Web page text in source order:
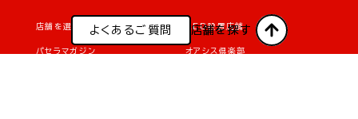
店舗を選んでWEB予約 AED設置店舗
パセラマガジン オアシス倶楽部
よくあるご質問 店舗を探す
よくあるご質問 店舗を探す